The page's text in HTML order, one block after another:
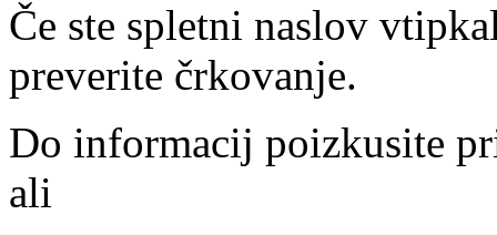
Če ste spletni naslov
preverite črkovanje.
Do informacij poizkusite
ali